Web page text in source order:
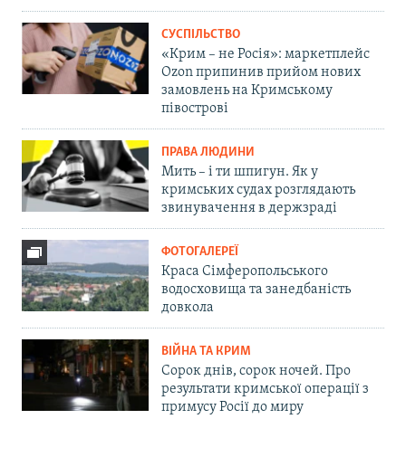
СУСПІЛЬСТВО
«Крим – не Росія»: маркетплейс
Ozon припинив прийом нових
замовлень на Кримському
півострові
ПРАВА ЛЮДИНИ
Мить – і ти шпигун. Як у
кримських судах розглядають
звинувачення в держзраді
ФОТОГАЛЕРЕЇ
Краса Сімферопольського
водосховища та занедбаність
довкола
ВІЙНА ТА КРИМ
Сорок днів, сорок ночей. Про
результати кримської операції з
примусу Росії до миру